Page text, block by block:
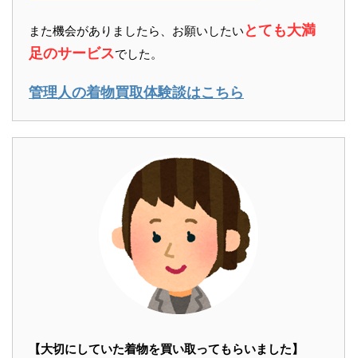
また機会がありましたら、お願いしたい とても大満
足のサービスでした。
管理人の着物買取体験談はこちら
【大切にしていた着物を買い取ってもらいました】